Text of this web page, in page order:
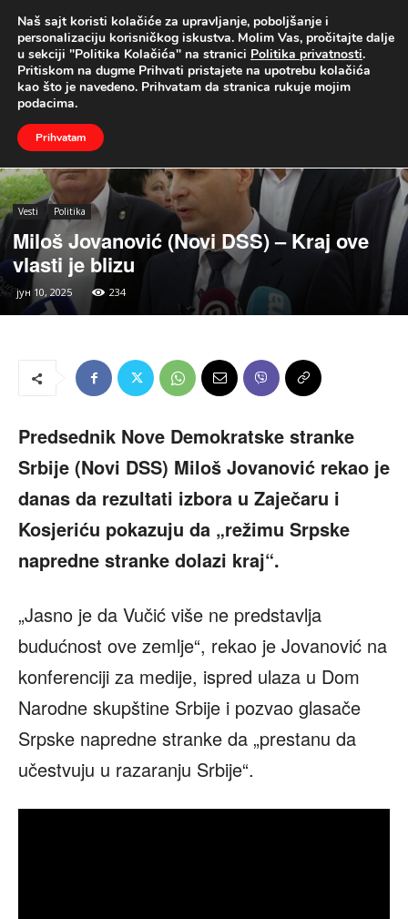
UŽIVO
Naslovna Vesti Politika
Vesti Politika
Miloš Jovanović (Novi DSS) – Kraj ove
vlasti je blizu
јун 10, 2025 234
Predsednik Nove Demokratske stranke
Srbije (Novi DSS) Miloš Jovanović rekao je
danas da rezultati izbora u Zaječaru i
Kosjeriću pokazuju da „režimu Srpske
napredne stranke dolazi kraj“.
„Jasno je da Vučić više ne predstavlja
budućnost ove zemlje“, rekao je Jovanović na
konferenciji za medije, ispred ulaza u Dom
Narodne skupštine Srbije i pozvao glasače
Srpske napredne stranke da „prestanu da
učestvuju u razaranju Srbije“.
Naš sajt koristi kolačiće za upravljanje, poboljšanje i
personalizaciju korisničkog iskustva. Molim Vas, pročitajte dalje
u sekciji "Politika Kolačića" na stranici Politika privatnosti.
Pritiskom na dugme Prihvati pristajete na upotrebu kolačića
kao što je navedeno. Prihvatam da stranica rukuje mojim
podacima.
Prihvatam